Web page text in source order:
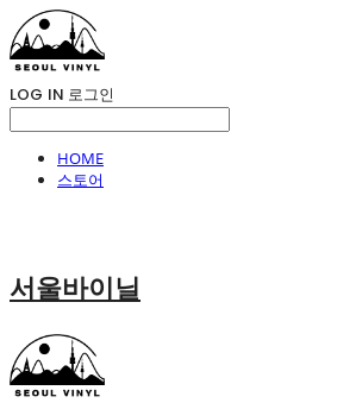
LOG IN 로그인
HOME
스토어
서울바이닐